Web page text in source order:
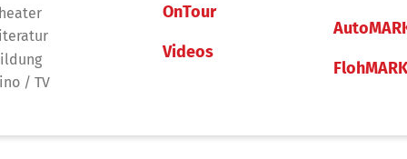
/ TV
OnTour
Videos